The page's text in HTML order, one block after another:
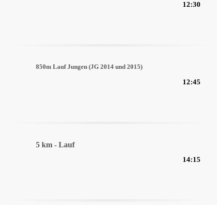
12:30
850m Lauf Jungen (JG 2014 und 2015)
12:45
5 km - Lauf
14:15